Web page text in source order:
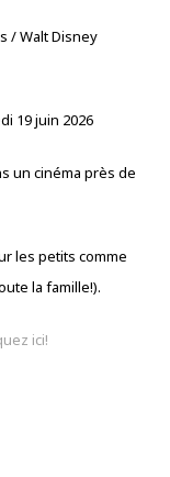
/ Walt Disney
19 juin 2026
un cinéma près de
les petits comme
la famille!).
ici!